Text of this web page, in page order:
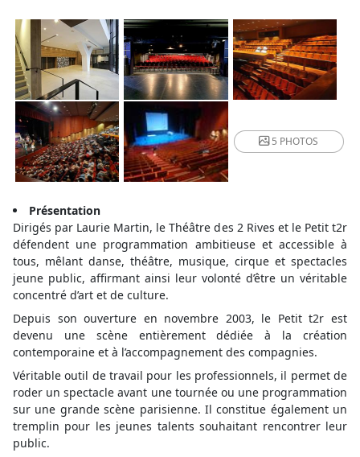
5 PHOTOS
Présentation
Dirigés par Laurie Martin, le Théâtre des 2 Rives et le Petit t2r
défendent une programmation ambitieuse et accessible à
tous, mêlant danse, théâtre, musique, cirque et spectacles
jeune public, affirmant ainsi leur volonté d’être un véritable
concentré d’art et de culture.
Depuis son ouverture en novembre 2003, le Petit t2r est
devenu une scène entièrement dédiée à la création
contemporaine et à l’accompagnement des compagnies.
Véritable outil de travail pour les professionnels, il permet de
roder un spectacle avant une tournée ou une programmation
sur une grande scène parisienne. Il constitue également un
tremplin pour les jeunes talents souhaitant rencontrer leur
public.